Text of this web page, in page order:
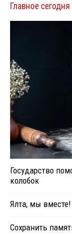
Главное сегодня
Государство
колобок
Ялта, мы вместе!
Сохранить